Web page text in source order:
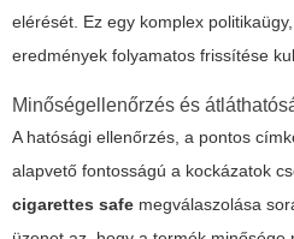
elérését. Ez egy komplex
eredmények folyamatos frissítése
Minőségellenőrzés és
A hatósági ellenőrzés, a pontos
alapvető fontosságú a kockázatok
cigarettes safe megválaszolása